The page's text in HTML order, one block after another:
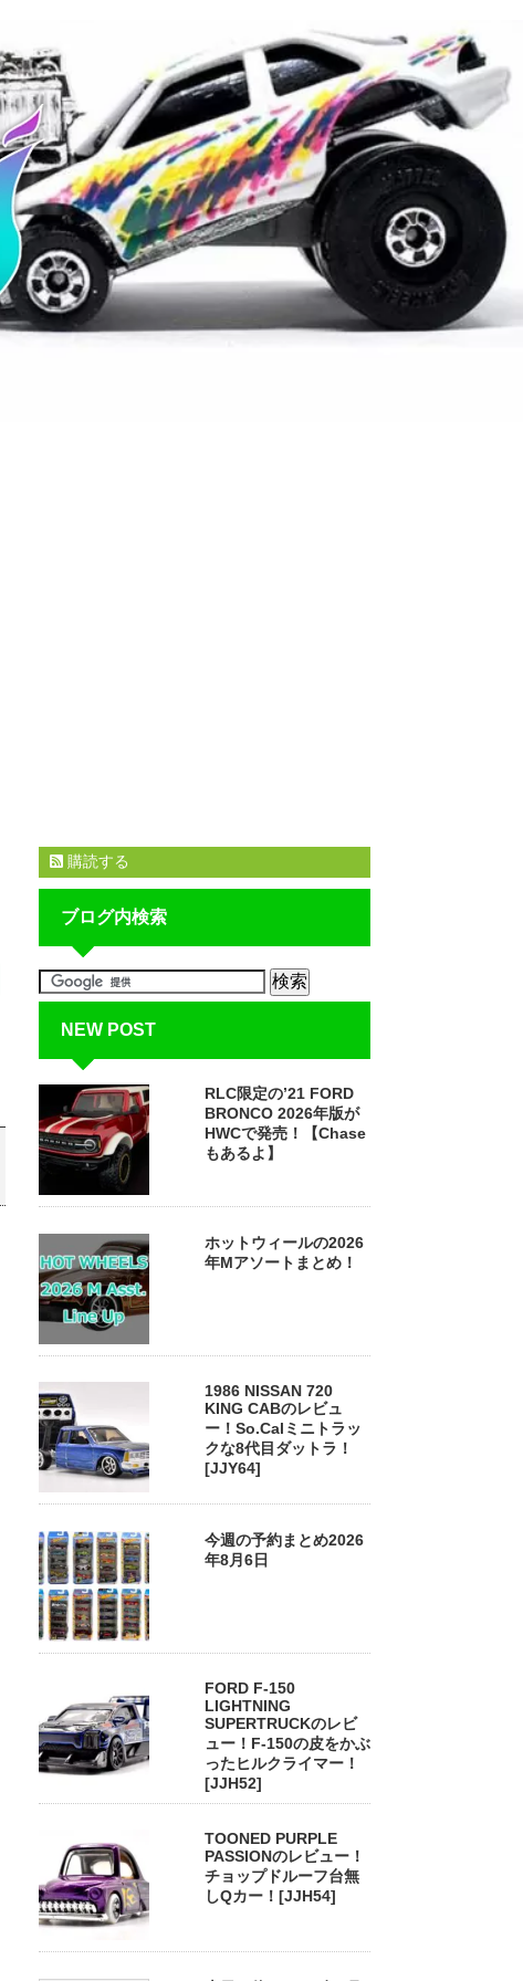
購読する
ブログ内検索
NEW POST
RLC限定の’21 FORD
BRONCO 2026年版が
HWCで発売！【Chase
もあるよ】
ホットウィールの2026
年Mアソートまとめ！
1986 NISSAN 720
KING CABのレビュ
ー！So.Calミニトラッ
クな8代目ダットラ！
[JJY64]
今週の予約まとめ2026
年8月6日
FORD F-150
LIGHTNING
SUPERTRUCKのレビ
ュー！F-150の皮をかぶ
ったヒルクライマー！
[JJH52]
TOONED PURPLE
PASSIONのレビュー！
チョップドルーフ台無
しQカー！[JJH54]